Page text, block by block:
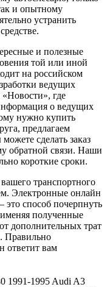
транспортного
Электронные онлайн
способ почерпнуть
полученные
дополнительных трат
Правильно
ответит вам
1991-1995 Audi A3
A4 2000+ Audi A6
3 (E46) 1998-2006
5 (E39) 1996-2001
Niva 2002+
Lanos 1997+
Nexia 1994+
1996-2002 Ford
2 2005-2008 Ford
1997-2000 Ford